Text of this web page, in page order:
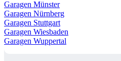
Garagen Münster
Garagen Nürnberg
Garagen Stuttgart
Garagen Wiesbaden
Garagen Wuppertal